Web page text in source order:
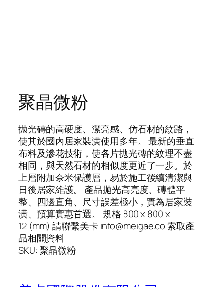
聚晶微粉
拋光磚的高硬度、潔亮感、仿石材的紋路，
使其於國內居家裝潢使用多年。 最新的垂直
布料及滲花技術，使各片拋光磚的紋理不盡
相同，與天然石材的相似度更近了一步。於
上層附加奈米保護層，易於施工後續清潔與
日後居家維護。 產品拋光高亮度、磚體平
整、四邊直角、尺寸誤差極小，實為居家裝
潢、預算實惠首選。 規格 800 x 800 x
12 (mm) 請聯繫美卡 info@meigae.co 索取產
品相關資料
SKU:聚晶微粉